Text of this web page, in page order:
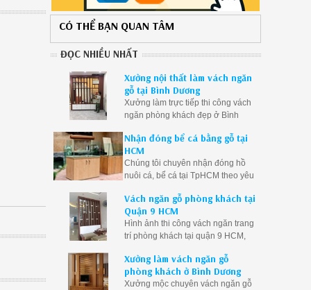
CÓ THỂ BẠN QUAN TÂM
ĐỌC NHIỀU NHẤT
Xưởng nội thất làm vách ngăn
gỗ tại Bình Dương
Xưởng làm trực tiếp thi công vách
ngăn phòng khách đẹp ở Bình
giá rẻ
Nhận đóng bể cá bằng gỗ tại
HCM
Chúng tôi chuyên nhận đóng hồ
nuôi cá, bể cá tại TpHCM theo yêu
sinh bằng gỗ theo kích thước
Vách ngăn gỗ phòng khách tại
Quận 9 HCM
Hình ảnh thi công vách ngăn trang
trí phòng khách tại quận 9 HCM,
TpHCM giá rẻ, vách ngăn phòng
khách quận 9
Xưởng làm vách ngăn gỗ
phòng khách ở Bình Dương
Xưởng mộc chuyên vách ngăn gỗ